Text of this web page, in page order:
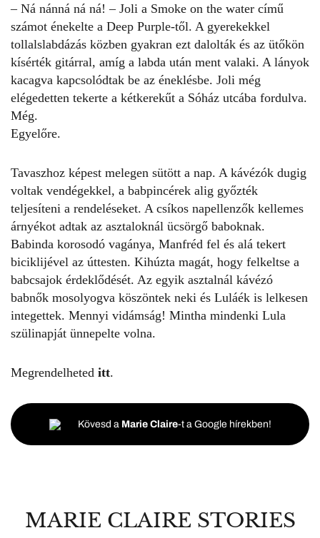
– Ná nánná ná ná! – Joli a Smoke on the water című
számot énekelte a Deep Purple-től. A gyerekekkel
tollalslabdázás közben gyakran ezt dalolták és az ütőkön
kísérték gitárral, amíg a labda után ment valaki. A lányok
kacagva kapcsolódtak be az éneklésbe. Joli még
elégedetten tekerte a kétkerekűt a Sóház utcába fordulva.
Még.
Egyelőre.
Tavaszhoz képest melegen sütött a nap. A kávézók dugig
voltak vendégekkel, a babpincérek alig győzték
teljesíteni a rendeléseket. A csíkos napellenzők kellemes
árnyékot adtak az asztaloknál ücsörgő baboknak.
Babinda korosodó vagánya, Manfréd fel és alá tekert
biciklijével az úttesten. Kihúzta magát, hogy felkeltse a
babcsajok érdeklődését. Az egyik asztalnál kávézó
babnők mosolyogva köszöntek neki és Luláék is lelkesen
integettek. Mennyi vidámság! Mintha mindenki Lula
szülinapját ünnepelte volna.
Megrendelheted itt.
Kövesd a Marie Claire-t a Google hírekben!
MARIE CLAIRE STORIES